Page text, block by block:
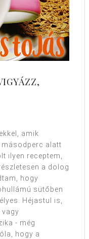
amik
másodperc alatt
ilyen receptem,
a dolog
hogy
sütőben
Héjastul is,
vagy
- még
hogy a